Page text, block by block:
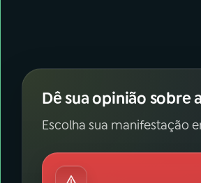
Dê sua opinião sobre
Escolha sua manifestação